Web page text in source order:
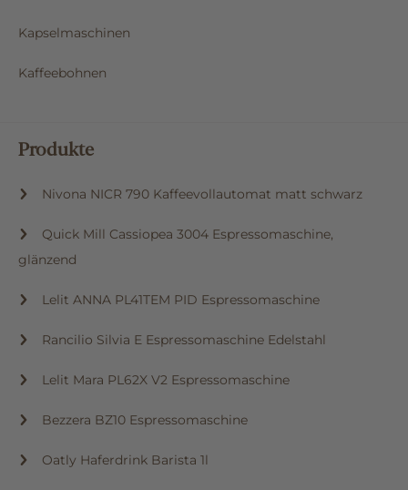
Kapselmaschinen
Kaffeebohnen
Produkte
Nivona NICR 790 Kaffeevollautomat matt schwarz
Quick Mill Cassiopea 3004 Espressomaschine,
glänzend
Lelit ANNA PL41TEM PID Espressomaschine
Rancilio Silvia E Espressomaschine Edelstahl
Lelit Mara PL62X V2 Espressomaschine
Bezzera BZ10 Espressomaschine
Oatly Haferdrink Barista 1l